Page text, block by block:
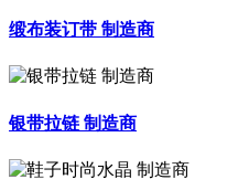
缎布装订带 制造商
银带拉链 制造商